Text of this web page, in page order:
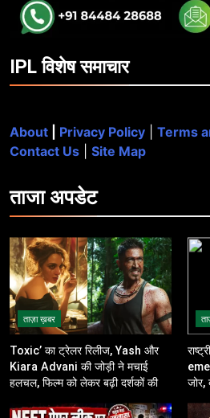
IPL विशेष समाचार
About Privacy Policy Terms
Contact Us
Site Map
ताजाअपडेट
ताज़ा ख़बर
Toxic’ का ट्रेलर रिलीज, Yash और
Kiara Advani की जोड़ी ने मचाई
हलचल, फिल्म को लेकर बढ़ी दर्शकों की
जोर,